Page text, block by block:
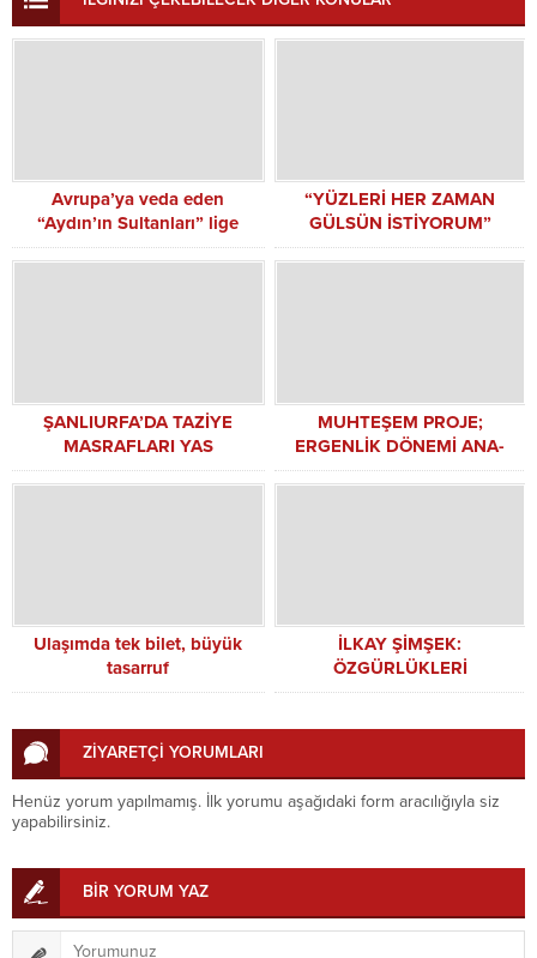
Avrupa’ya veda eden
“Aydın’ın Sultanları” lige
odaklandı
“YÜZLERİ HER ZAMAN
GÜLSÜN İSTİYORUM”
ŞANLIURFA’DA TAZİYE
MASRAFLARI YAS
SAHİPLERİNİ ZORLUYOR
MUHTEŞEM PROJE;
ERGENLİK DÖNEMİ ANA-
BABA OKULU
Ulaşımda tek bilet, büyük
tasarruf
İLKAY ŞİMŞEK:
ÖZGÜRLÜKLERİ
SINIRLAYARAK İKTİDARINIZI
ZİYARETÇİ YORUMLARI
Henüz yorum yapılmamış. İlk yorumu aşağıdaki form aracılığıyla siz
yapabilirsiniz.
BİR YORUM YAZ